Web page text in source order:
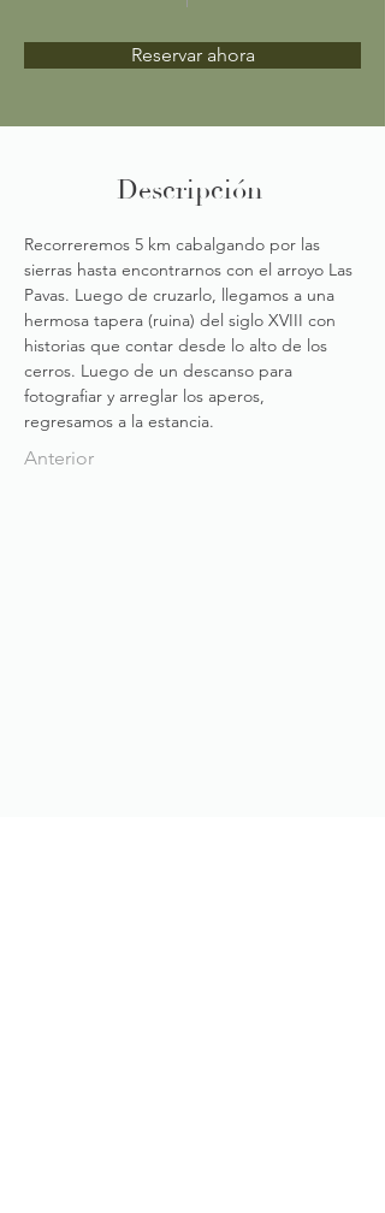
Reservar ahora
Descripción
Recorreremos 5 km cabalgando por las
sierras hasta encontrarnos con el arroyo Las
Pavas. Luego de cruzarlo, llegamos a una
hermosa tapera (ruina) del siglo XVIII con
historias que contar desde lo alto de los
cerros. Luego de un descanso para
fotografiar y arreglar los aperos,
regresamos a la estancia.
Anterior